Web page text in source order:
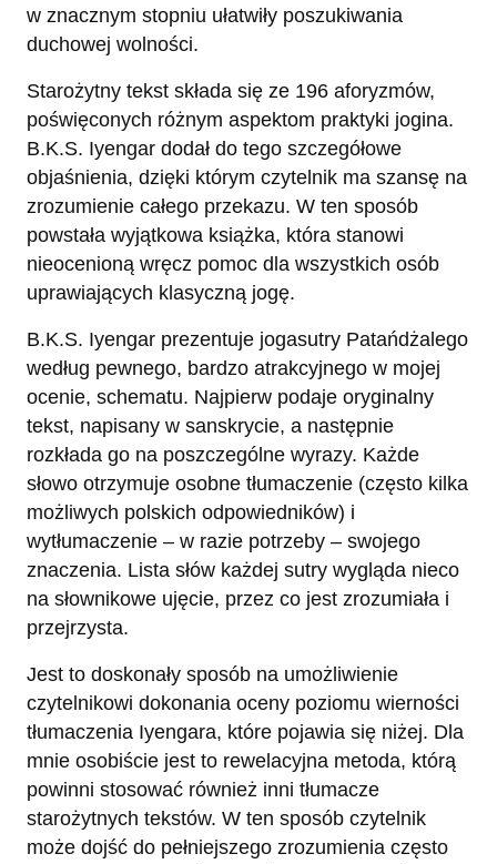
w znacznym stopniu ułatwiły poszukiwania
duchowej wolności.
Starożytny tekst składa się ze 196 aforyzmów,
poświęconych różnym aspektom praktyki jogina.
B.K.S. Iyengar dodał do tego szczegółowe
objaśnienia, dzięki którym czytelnik ma szansę na
zrozumienie całego przekazu. W ten sposób
powstała wyjątkowa książka, która stanowi
nieocenioną wręcz pomoc dla wszystkich osób
uprawiających klasyczną jogę.
B.K.S. Iyengar prezentuje jogasutry Patańdżalego
według pewnego, bardzo atrakcyjnego w mojej
ocenie, schematu. Najpierw podaje oryginalny
tekst, napisany w sanskrycie, a następnie
rozkłada go na poszczególne wyrazy. Każde
słowo otrzymuje osobne tłumaczenie (często kilka
możliwych polskich odpowiedników) i
wytłumaczenie – w razie potrzeby – swojego
znaczenia. Lista słów każdej sutry wygląda nieco
na słownikowe ujęcie, przez co jest zrozumiała i
przejrzysta.
Jest to doskonały sposób na umożliwienie
czytelnikowi dokonania oceny poziomu wierności
tłumaczenia Iyengara, które pojawia się niżej. Dla
mnie osobiście jest to rewelacyjna metoda, którą
powinni stosować również inni tłumacze
starożytnych tekstów. W ten sposób czytelnik
może dojść do pełniejszego zrozumienia często